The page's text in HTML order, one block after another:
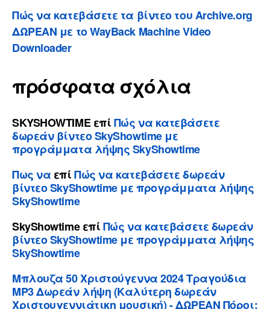
Πώς να κατεβάσετε τα βίντεο του Archive.org
ΔΩΡΕΑΝ με το WayBack Machine Video
Downloader
πρόσφατα σχόλια
SKYSHOWTIMEεπίΠώς να κατεβάσετε
δωρεάν βίντεο SkyShowtime με
προγράμματα λήψης SkyShowtime
Πως να επίΠώς να κατεβάσετε δωρεάν
βίντεο SkyShowtime με προγράμματα λήψης
SkyShowtime
SkyShowtimeεπίΠώς να κατεβάσετε δωρεάν
βίντεο SkyShowtime με προγράμματα λήψης
SkyShowtime
Μπλουζα 50 Χριστούγεννα 2024 Τραγούδια
MP3 Δωρεάν λήψη (Καλύτερη δωρεάν
Χριστουγεννιάτικη μουσική) - ΔΩΡΕΑΝ Πόροι: